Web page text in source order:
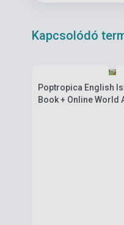
Kapcsolódó
Poptropica English
Book + Online World